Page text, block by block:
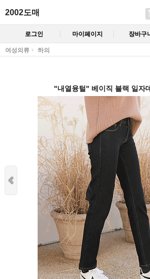
2002도매
로그인 마이페이지 장바구
여성의류 하의
"내열융털" 베이직 블랙 일자